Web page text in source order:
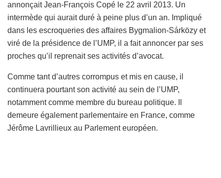
annonçait Jean-François Copé le 22 avril 2013. Un
intermède qui aurait duré à peine plus d’un an. Impliqué
dans les escroqueries des affaires Bygmalion-Sárközy et
viré de la présidence de l’UMP, il a fait annoncer par ses
proches qu’il reprenait ses activités d’avocat.
Comme tant d’autres corrompus et mis en cause, il
continuera pourtant son activité au sein de l’UMP,
notamment comme membre du bureau politique. Il
demeure également parlementaire en France, comme
Jérôme Lavrillieux au Parlement européen.